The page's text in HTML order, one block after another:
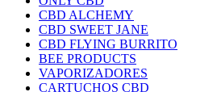
CBD ALCHEMY
CBD SWEET JANE
CBD FLYING BURRITO
BEE PRODUCTS
VAPORIZADORES
CARTUCHOS CBD